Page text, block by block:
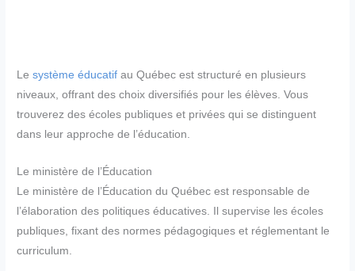
Lesystème éducatif au Québec est structuré en plusieurs
niveaux, offrant des choix diversifiés pour les élèves. Vous
trouverez des écoles publiques et privées qui se distinguent
dans leur approche de l’éducation.
Le ministère de l’Éducation
Le ministère de l’Éducation du Québec est responsable de
l’élaboration des politiques éducatives. Il supervise les écoles
publiques, fixant des normes pédagogiques et réglementant le
curriculum.